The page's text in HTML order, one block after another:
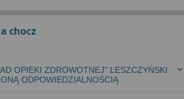
chocz
OPIEKI ZDROWOTNEJ" LESZCZYŃSKI
ODPOWIEDZIALNOŚCIĄ